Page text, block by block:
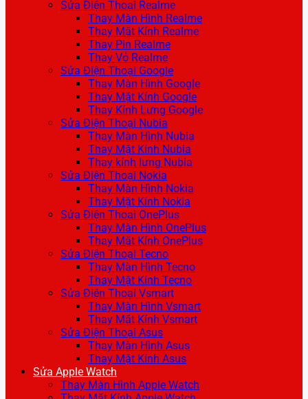
Sửa Điện Thoại Realme
Thay Màn Hình Realme
Thay Mặt Kính Realme
Thay Pin Realme
Thay Vỏ Realme
Sửa Điện Thoại Google
Thay Màn Hình Google
Thay Mặt Kính Google
Thay Kính Lưng Google
Sửa Điện Thoại Nubia
Thay Màn Hình Nubia
Thay Mặt Kính Nubia
Thay kính lưng Nubia
Sửa Điện Thoại Nokia
Thay Màn Hình Nokia
Thay Mặt Kính Nokia
Sửa Điện Thoại OnePlus
Thay Màn Hình OnePlus
Thay Mặt Kính OnePlus
Sửa Điện Thoại Tecno
Thay Màn Hình Tecno
Thay Mặt Kính Tecno
Sửa Điện Thoại Vsmart
Thay Màn Hình Vsmart
Thay Mặt Kính Vsmart
Sửa Điện Thoại Asus
Thay Màn Hình Asus
Thay Mặt Kính Asus
Sửa Apple Watch
Thay Màn Hình Apple Watch